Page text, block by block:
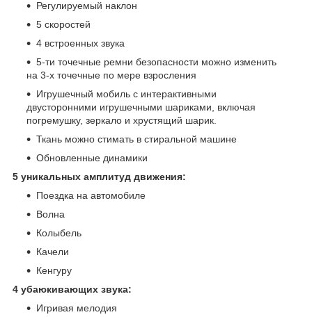
Регулируемый наклон
5 скоростей
4 встроенных звука
5-ти точечные ремни безопасности можно изменить
на 3-х точечные по мере взросления
Игрушечный мобиль с интерактивными
двусторонними игрушечными шариками, включая
погремушку, зеркало и хрустящий шарик.
Ткань можно стимать в стиральной машине
Обновленные динамики
5 уникальных амплитуд движения:
Поездка на автомобиле
Волна
Колыбель
Качели
Кенгуру
4 убаюкивающих звука:
Игривая мелодия